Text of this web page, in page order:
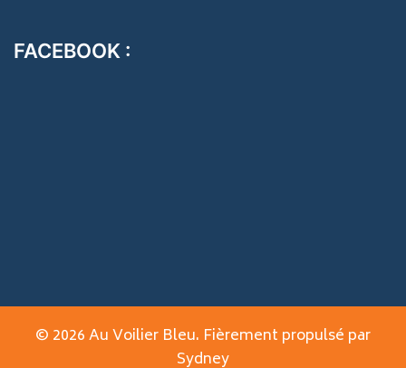
FACEBOOK :
© 2026 Au Voilier Bleu. Fièrement propulsé par
Sydney